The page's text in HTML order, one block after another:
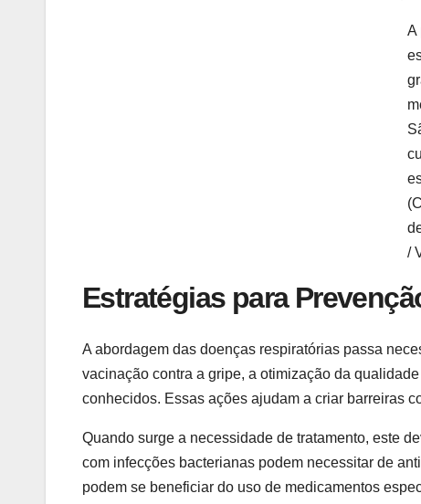
A
/
Estratégias para
A abordagem das doenças respiratórias passa
vacinação contra a gripe, a otimização da
conhecidos. Essas ações ajudam a criar barreiras
Quando surge a necessidade de tratamento, este
com infecções bacterianas podem necessitar de
podem se beneficiar do uso de medicamentos